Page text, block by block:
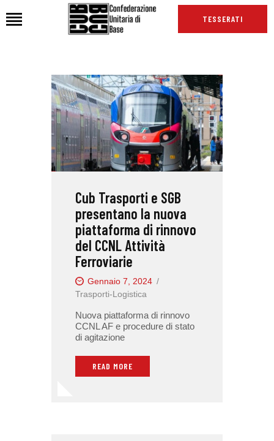
TESSERATI
HOME
CHI SIAMO
SEDI
NEWS
PODCAST CUB
INTERNAZIONALE
RASSEGNA STAMPA
Cub Trasporti e SGB
presentano la nuova
piattaforma di rinnovo
del CCNL Attività
Ferroviarie
Gennaio 7, 2024
Trasporti-Logistica
Nuova piattaforma di rinnovo
CCNL AF e procedure di stato
di agitazione
READ MORE